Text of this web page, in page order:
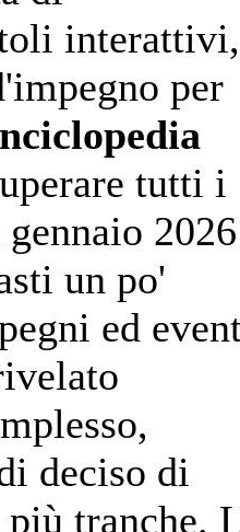
per
tutti i
2026
un po'
ed
deciso di
tranche.